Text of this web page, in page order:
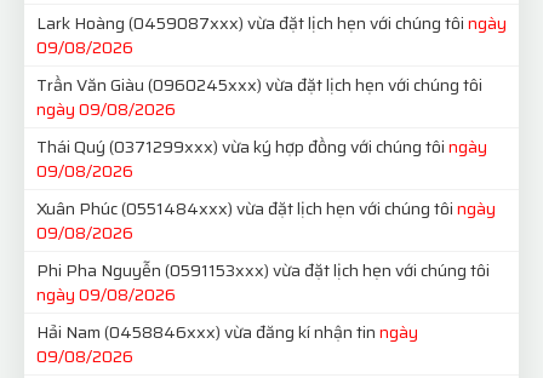
Lark Hoàng(0459087xxx)vừa đặt lịch hẹn với chúng tôingày
09/08/2026
Trần Văn Giàu(0960245xxx)vừa đặt lịch hẹn với chúng tôi
ngày 09/08/2026
Thái Quý(0371299xxx)vừa ký hợp đồng với chúng tôingày
09/08/2026
Xuân Phúc(0551484xxx)vừa đặt lịch hẹn với chúng tôingày
09/08/2026
Phi Pha Nguyễn(0591153xxx)vừa đặt lịch hẹn với chúng tôi
ngày 09/08/2026
Hải Nam(0458846xxx)vừa đăng kí nhận tinngày
09/08/2026